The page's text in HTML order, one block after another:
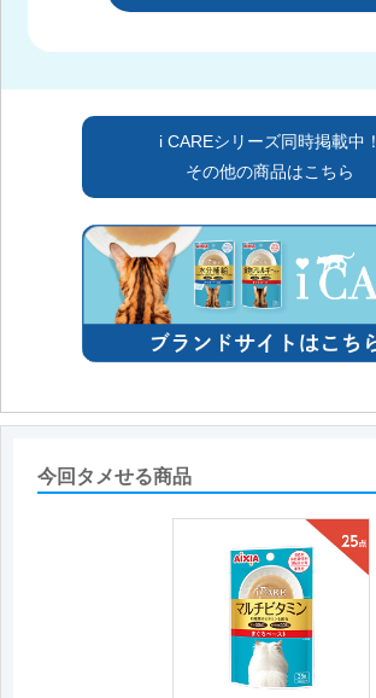
i CAREシリーズ同時掲載中！
その他の商品はこちら
今回タメせる商品